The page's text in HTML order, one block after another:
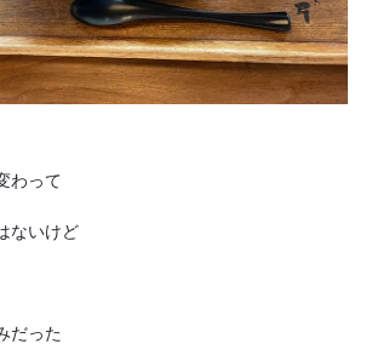
わって
ないけど
だった